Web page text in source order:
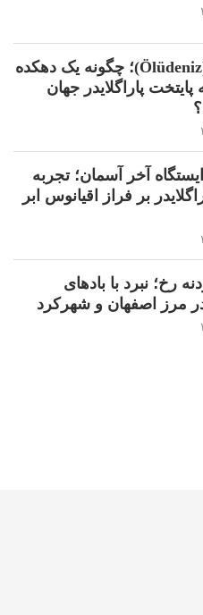
اولودنیز (Ölüdeniz)؛ چگونه یک دهکده
پاراگلایدر جهان
آخر آسمان؛ تجربه
بر فراز اقیانوس ابر
رخ؛ نبرد با بادهای
مرز اصفهان و شهرکرد